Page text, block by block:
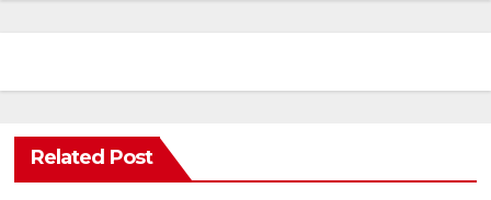
Related Post